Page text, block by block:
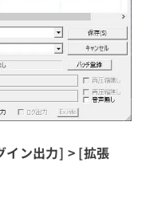
イン出力] > [拡張